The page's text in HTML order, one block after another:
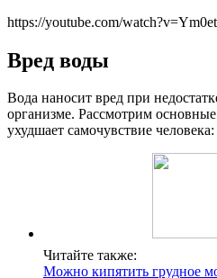
https://youtube.com/
Вред воды
Вода наносит вред при
организме. Рассмотрим
ухудшает самочувствие человека:
Читайте также:
Можно кипятить грудное